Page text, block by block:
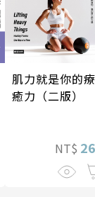
肌力就是你的療
癒力（二版）
NT$